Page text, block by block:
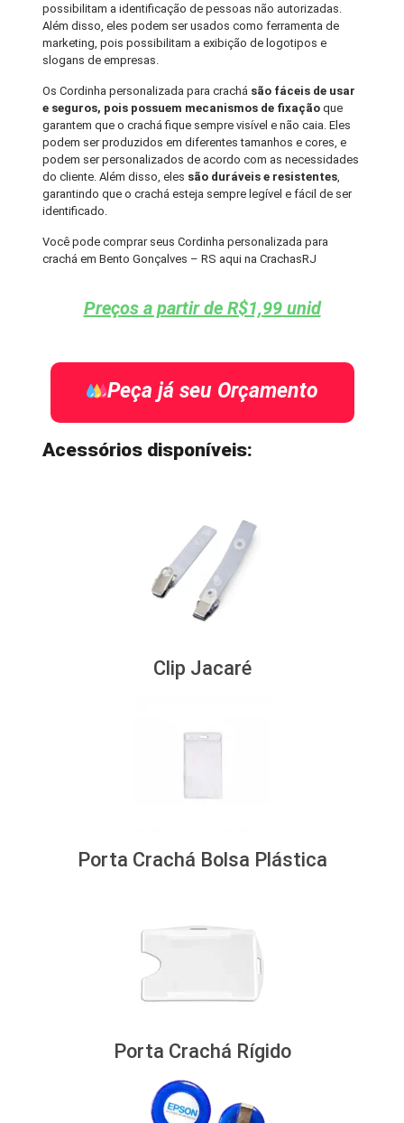
possibilitam a identificação de pessoas não autorizadas.
Além disso, eles podem ser usados como ferramenta de
marketing, pois possibilitam a exibição de logotipos e
slogans de empresas.
Os Cordinha personalizada para crachá são fáceis de usar
e seguros, pois possuem mecanismos de fixação que
garantem que o crachá fique sempre visível e não caia. Eles
podem ser produzidos em diferentes tamanhos e cores, e
podem ser personalizados de acordo com as necessidades
do cliente. Além disso, eles são duráveis e resistentes,
garantindo que o crachá esteja sempre legível e fácil de ser
identificado.
Você pode comprar seus Cordinha personalizada para
crachá em Bento Gonçalves – RS aqui na CrachasRJ
Preços a partir de R$1,99 unid
Peça já seu Orçamento
Acessórios disponíveis:
Clip Jacaré
Porta Crachá Bolsa Plástica
Porta Crachá Rígido